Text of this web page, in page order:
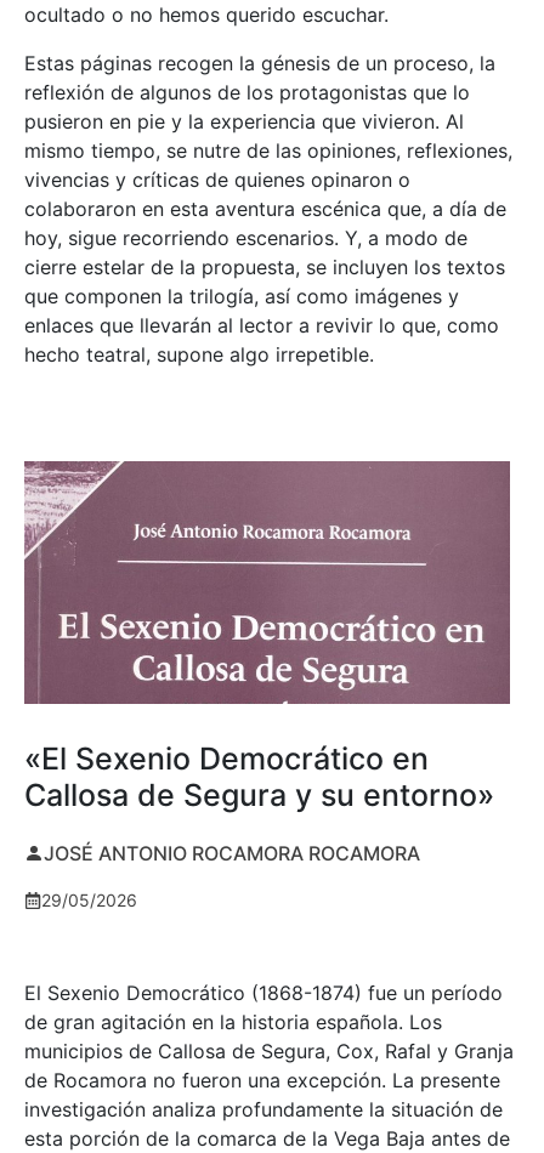
ocultado o no hemos querido escuchar.
Estas páginas recogen la génesis de un proceso, la
reflexión de algunos de los protagonistas que lo
pusieron en pie y la experiencia que vivieron. Al
mismo tiempo, se nutre de las opiniones, reflexiones,
vivencias y críticas de quienes opinaron o
colaboraron en esta aventura escénica que, a día de
hoy, sigue recorriendo escenarios. Y, a modo de
cierre estelar de la propuesta, se incluyen los textos
que componen la trilogía, así como imágenes y
enlaces que llevarán al lector a revivir lo que, como
hecho teatral, supone algo irrepetible.
«El Sexenio Democrático en
Callosa de Segura y su entorno»
JOSÉ ANTONIO ROCAMORA ROCAMORA
29/05/2026
El Sexenio Democrático (1868-1874) fue un período
de gran agitación en la historia española. Los
municipios de Callosa de Segura, Cox, Rafal y Granja
de Rocamora no fueron una excepción. La presente
investigación analiza profundamente la situación de
esta porción de la comarca de la Vega Baja antes de